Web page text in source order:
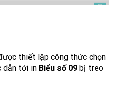
thiết lập công thức chọn
dẫn tới in Biểu số 09 bị treo